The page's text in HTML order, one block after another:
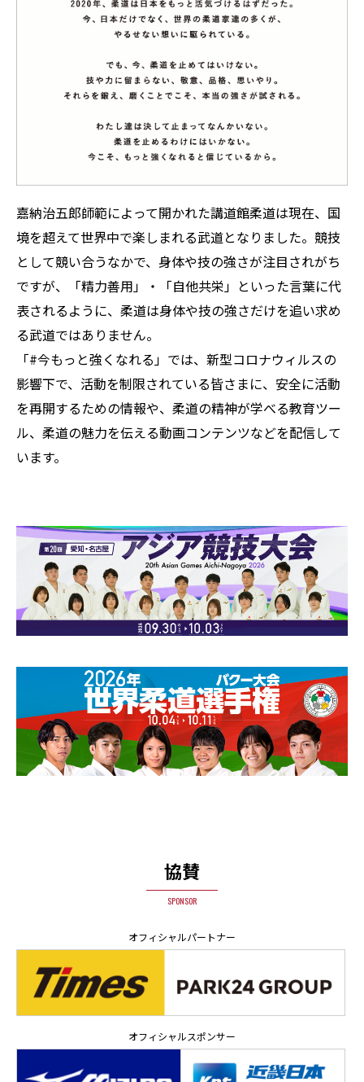
嘉納治五郎師範によって開かれた講道館柔道は現在、国
境を超えて世界中で楽しまれる武道となりました。競技
として競い合うなかで、身体や技の強さが注目されがち
ですが、「精力善用」・「自他共栄」といった言葉に代
表されるように、柔道は身体や技の強さだけを追い求め
る武道ではありません。
「#今もっと強くなれる」では、新型コロナウィルスの
影響下で、活動を制限されている皆さまに、安全に活動
を再開するための情報や、柔道の精神が学べる教育ツー
ル、柔道の魅力を伝える動画コンテンツなどを配信して
います。
協賛
SPONSOR
オフィシャルパートナー
オフィシャルスポンサー